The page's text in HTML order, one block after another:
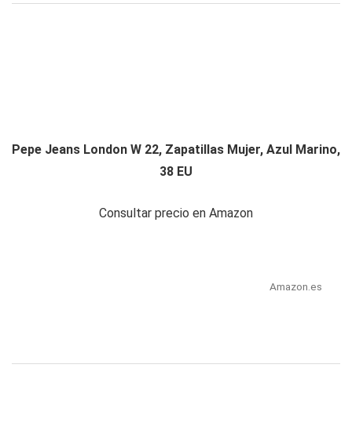
Pepe Jeans London W 22, Zapatillas Mujer, Azul Marino,
38 EU
Consultar precio en Amazon
Amazon.es